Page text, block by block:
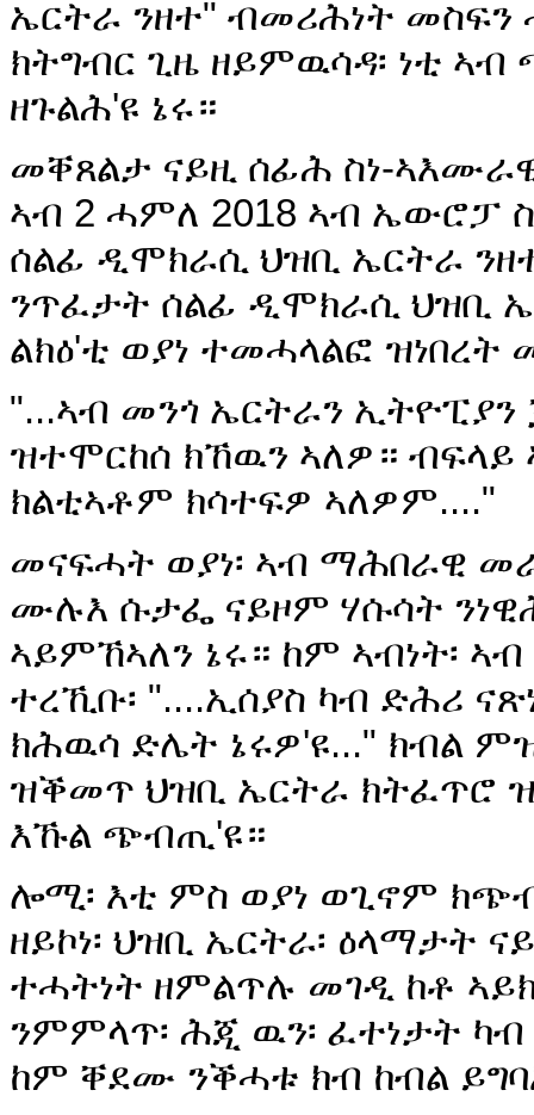
ኤርትራ ንዘተ" ብመሪሕነት መስፍን
ክትግብር ጊዜ ዘይምዉሳዳ፡ ነቲ
ዘጉልሕ'ዩ ኔሩ።
መቐጸልታ ናይዚ ሰፊሕ ስነ-
ኣብ 2 ሓምለ 2018 ኣብ ኤውሮፓ
ሰልፊ ዲሞክራሲ ህዝቢ ኤርትራ
ንጥፈታት ሰልፊ ዲሞክራሲ ህዝቢ
ልክዕ'ቲ ወያነ ተመሓላልፎ
"...ኣብ መንጎ ኤርትራን
ዝተሞርከሰ ክኸዉን ኣለዎ።
ክልቲኣቶም ክሳተፍዎ ኣለዎም...."
መናፍሓት ወያነ፡ ኣብ ማሕበራዊ
ሙሉእ ሱታፌ ናይዞም ሃሱሳት
ኣይምኸኣለን ኔሩ። ከም ኣብነት፡ ኣብ
ተረኺቡ፡ "....ኢሰያስ ካብ ድሕሪ
ክሕዉሳ ድሌት ኔሩዎ'ዩ..." ክብል
ዝቕመጥ ህዝቢ ኤርትራ ክትፈጥሮ
እኹል ጭብጢ'ዩ።
ሎሚ፡ እቲ ምስ ወያነ ወጊኖም
ዘይኮነ፡ ህዝቢ ኤርትራ፡ ዕላማታት
ተሓትነት ዘምልጥሉ መገዲ ከቶ
ንምምላጥ፡ ሕጂ ዉን፡ ፈተነታት
ከም ቐደሙ ንቕሓቱ ክብ ከብል